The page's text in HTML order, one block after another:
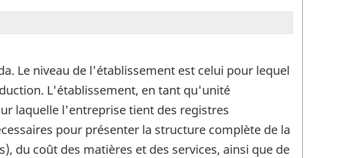
Le niveau de l'établissement est celui pour lequel
L'établissement, en tant qu'unité
laquelle l'entreprise tient des registres
pour présenter la structure complète de la
du coût des matières et des services, ainsi que de